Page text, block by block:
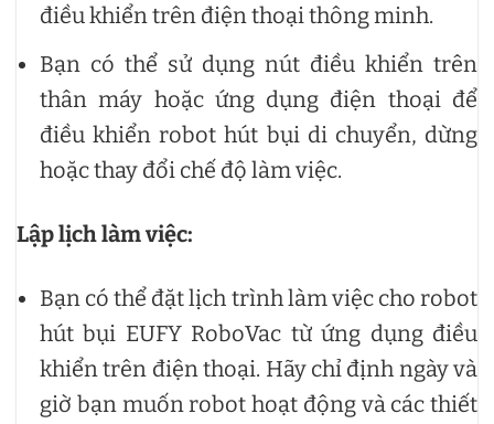
điều khiển trên điện thoại thông minh.
Bạn có thể sử dụng nút điều khiển trên
thân máy hoặc ứng dụng điện thoại để
điều khiển robot hút bụi di chuyển, dừng
hoặc thay đổi chế độ làm việc.
Lập lịch làm việc:
Bạn có thể đặt lịch trình làm việc cho robot
hút bụi EUFY RoboVac từ ứng dụng điều
khiển trên điện thoại. Hãy chỉ định ngày và
giờ bạn muốn robot hoạt động và các thiết